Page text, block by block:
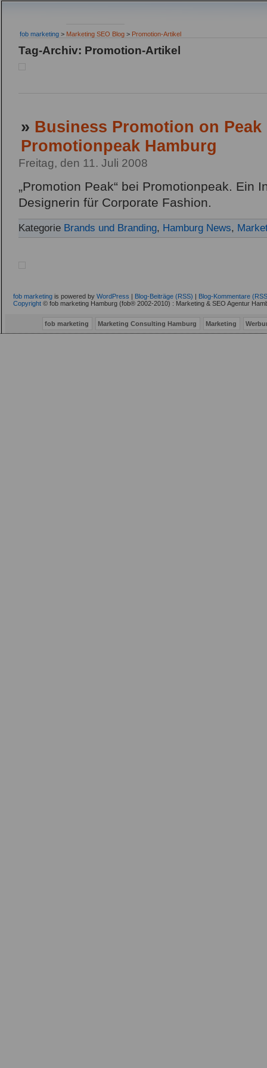
fob marketing > Marketing SEO Blog > Promotion-Artikel
Tag-Archiv: Promotion-Artikel
» Business Promotion on Peak
Promotionpeak Hamburg
Freitag, den 11. Juli 2008
„Promotion Peak“ bei Promotionpeak. Ein
Designerin für Corporate Fashion.
Kategorie Brands und Branding, Hamburg News,
fob marketing is powered by WordPress Blog-Beiträge (RSS)
Blog-Kommentare
Copyright © fob marketing Hamburg (fob® 2002-2010) : Marketing & SEO Agentur
fob marketing Marketing Consulting Hamburg Marketing